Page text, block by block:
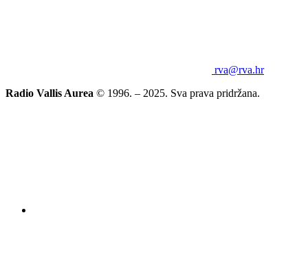
rva@rva.hr
Radio Vallis Aurea © 1996. – 2025. Sva prava pridržana.